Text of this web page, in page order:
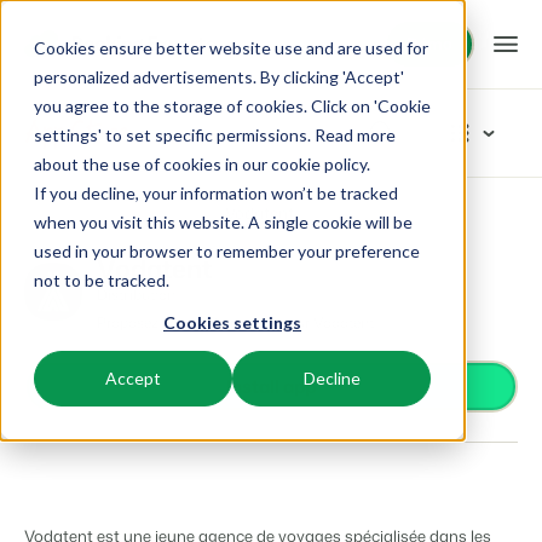
Cookies ensure better website use and are used for
personalized advertisements. By clicking 'Accept'
you agree to the storage of cookies. Click on 'Cookie
settings' to set specific permissions. Read more
about the use of cookies in our cookie policy.
If you decline, your information won’t be tracked
when you visit this website. A single cookie will be
used in your browser to remember your preference
not to be tracked.
Cookies settings
Accept Decline
Démo
Démo
Plateforme
BEX PMS
PMS
Optimisez votre back-office.
Boostez les réservations directes via votre site web.
Vous avez déjà un site web ? L'intégration est possible.
Solutions
Booking Experts pour:
Aires de camping, tentes de glamping et caravanes.
Villas, bungalows, chalets et hébergements nature.
Stations de ski, de bien-être, de plongée et de golf.
Ressources
Connaissance
BEX Academy
Suivez des cours en ligne et devenez un expert.
Tarifs
Témoignages
App Store
Rechercher les catégories
Contrôle d'accès
Prestataires de services de paiement
Optimisez vos méthodes de paiement
Distribution
Gérez la diffusion de votre offre sur différents canaux
Technologie du client
App Store Distribution Vodatent
Vodatent
Proposez votre hébergement sur Vodatent
Install app
Vodatent est une jeune agence de voyages spécialisée dans les